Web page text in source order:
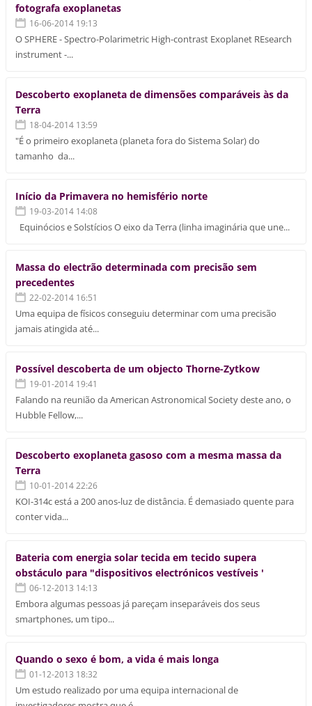
fotografa exoplanetas
16-06-2014 19:13
O SPHERE - Spectro-Polarimetric High-contrast Exoplanet REsearch
instrument -...
Descoberto exoplaneta de dimensões comparáveis às da
Terra
18-04-2014 13:59
"É o primeiro exoplaneta (planeta fora do Sistema Solar) do
tamanho da...
Início da Primavera no hemisfério norte
19-03-2014 14:08
Equinócios e Solstícios O eixo da Terra (linha imaginária que une...
Massa do electrão determinada com precisão sem
precedentes
22-02-2014 16:51
Uma equipa de físicos conseguiu determinar com uma precisão
jamais atingida até...
Possível descoberta de um objecto Thorne-Zytkow
19-01-2014 19:41
Falando na reunião da American Astronomical Society deste ano, o
Hubble Fellow,...
Descoberto exoplaneta gasoso com a mesma massa da
Terra
10-01-2014 22:26
KOI-314c está a 200 anos-luz de distância. É demasiado quente para
conter vida...
Bateria com energia solar tecida em tecido supera
obstáculo para "dispositivos electrónicos vestíveis '
06-12-2013 14:13
Embora algumas pessoas já pareçam inseparáveis ​​dos seus
smartphones, um tipo...
Quando o sexo é bom, a vida é mais longa
01-12-2013 18:32
Um estudo realizado por uma equipa internacional de